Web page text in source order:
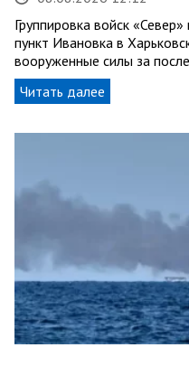
Группировка войск
пункт Ивановка в
вооруженные силы за
Читать далее